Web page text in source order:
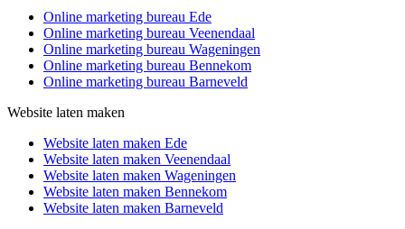
Online marketing bureau Ede
Online marketing bureau Veenendaal
Online marketing bureau Wageningen
Online marketing bureau Bennekom
Online marketing bureau Barneveld
Website laten maken
Website laten maken Ede
Website laten maken Veenendaal
Website laten maken Wageningen
Website laten maken Bennekom
Website laten maken Barneveld